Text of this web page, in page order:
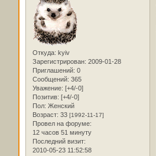
Откуда: kyiv
Зарегистрирован: 2009-01-28
Приглашений: 0
Сообщений: 365
Уважение: [+4/-0]
Позитив: [+4/-0]
Пол: Женский
Возраст: 33 [1992-11-17]
Провел на форуме:
12 часов 51 минуту
Последний визит:
2010-05-23 11:52:58